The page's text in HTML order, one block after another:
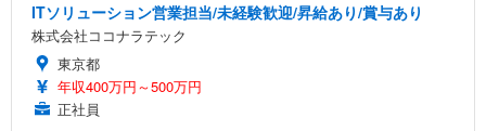
ITソリューション営業担当/未経験歓迎/昇給あり/賞与あり
株式会社ココナラテック
東京都
年収400万円～500万円
正社員